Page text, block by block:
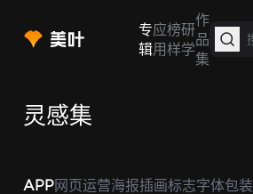
专
辑
应
用
榜
样
研
学
作
品
集
灵感集
APP网页运营海报插画标志字体包装